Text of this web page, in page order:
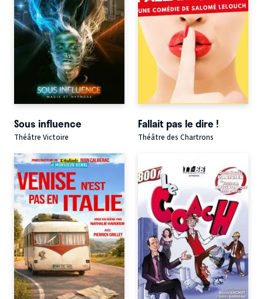
Sous influence
Théâtre Victoire
Fallait pas le dire !
Théâtre des Chartrons